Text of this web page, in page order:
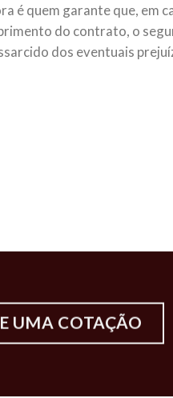
é quem garante que, em
do contrato, o
dos eventuais
UMA COTAÇÃO